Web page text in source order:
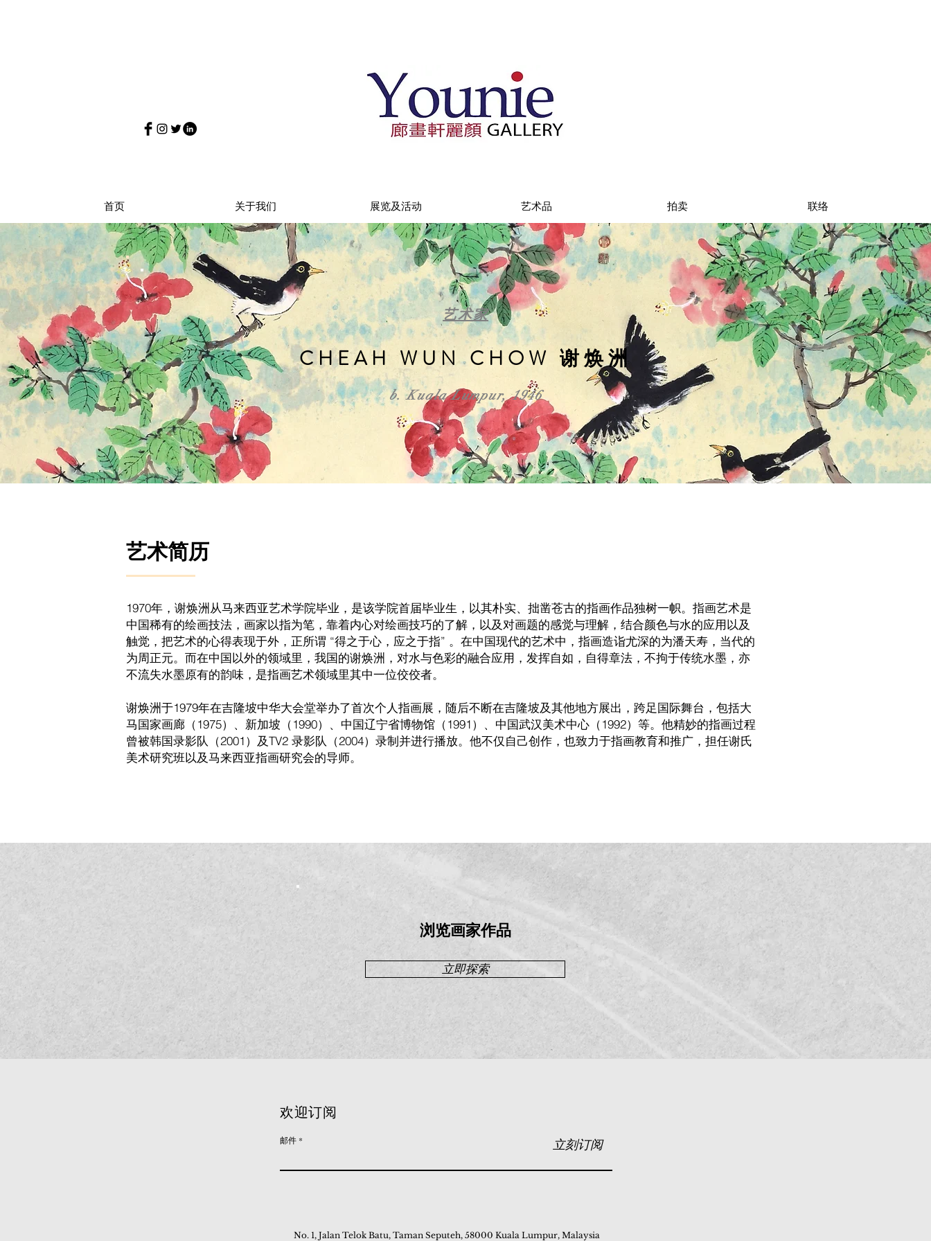
首页 关于我们 展览及活动 艺术品 拍卖 联络
艺术家
CHEAH WUN CHOW 谢焕洲
b. Kuala Lumpur, 1946
艺术简历
1970年，谢焕洲从马来西亚艺术学院毕业，是该学院首届毕业生，以其朴实、拙凿苍古的指画作品独树一帜。指画艺术是
中国稀有的绘画技法，画家以指为笔，靠着内心对绘画技巧的了解，以及对画题的感觉与理解，结合颜色与水的应用以及
触觉，把艺术的心得表现于外，正所谓 “得之于心，应之于指” 。在中国现代的艺术中，指画造诣尤深的为潘天寿，当代的
为周正元。而在中国以外的领域里，我国的谢焕洲，对水与色彩的融合应用，发挥自如，自得章法，不拘于传统水墨，亦
不流失水墨原有的韵味，是指画艺术领域里其中一位佼佼者。
谢焕洲于1979年在吉隆坡中华大会堂举办了首次个人指画展，随后不断在吉隆坡及其他地方展出，跨足国际舞台，包括大
马国家画廊（1975）、新加坡（1990）、中国辽宁省博物馆（1991）、中国武汉美术中心（1992）等。他精妙的指画过程
曾被韩国录影队（2001）及TV2 录影队（2004）录制并进行播放。他不仅自己创作，也致力于指画教育和推广，担任谢氏
美术研究班以及马来西亚指画研究会的导师。
浏览画家作品
立即探索
欢迎订阅
邮件 立刻订阅
No. 1, Jalan Telok Batu, Taman Seputeh, 58000 Kuala Lumpur, Malaysia